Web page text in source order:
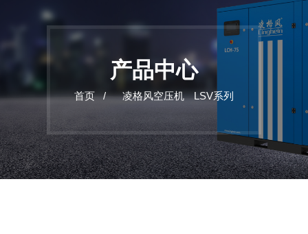
产品中心
首页 / 凌格风空压机 LSV系列